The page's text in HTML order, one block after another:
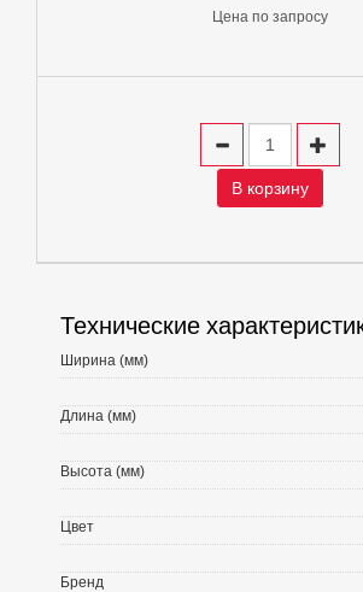
Цена по запросу
В корзину
Технические
Ширина (мм)
Длина (мм)
Высота (мм)
Цвет
Бренд